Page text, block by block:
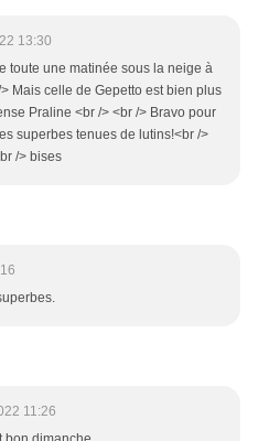
13:30
toute une matinée sous la neige à
Mais celle de Gepetto est bien plus
Praline <br /> <br /> Bravo pour
superbes tenues de lutins!<br />
/> bises
11:26